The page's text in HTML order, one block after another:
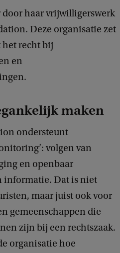
haar vrijwilligerswerk
Deze organisatie zet
het recht bij
en
maken
ondersteunt
volgen van
en openbaar
informatie. Dat is niet
maar juist ook voor
gemeenschappen die
zijn bij een rechtszaak.
organisatie hoe